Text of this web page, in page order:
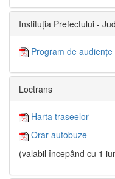
Instituția Prefectului -
Program de audiențe
Loctrans
Harta traseelor
Orar autobuze
(valabil începând cu 1